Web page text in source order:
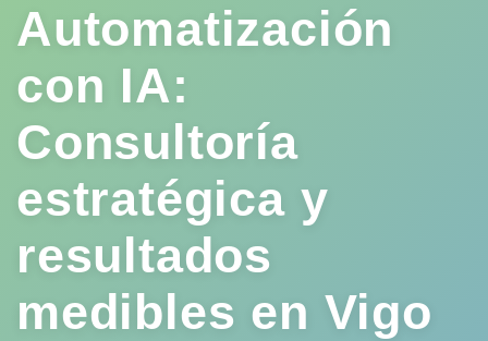
Automatización
con IA:
Consultoría
estratégica y
resultados
medibles en Vigo